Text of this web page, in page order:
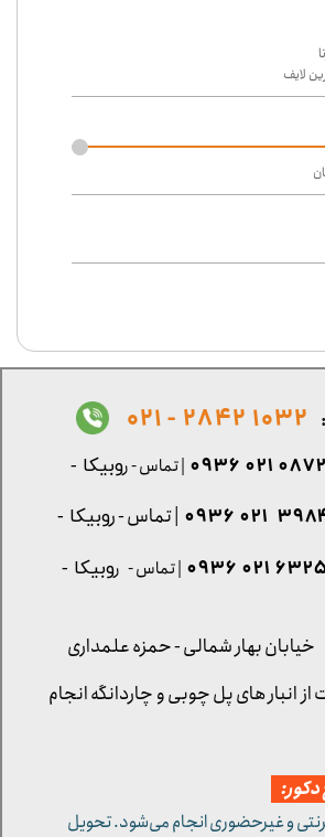
لایف
۰۲۱ ۰۹۳۶ | تماس - روبیکا -
خیابان بهار شمالی - حمزه علمداری
1032 2842 - 021
و غیرحضوری انجام می‌شود. تحویل
0872 021 0936 | تماس - روبیکا -
۰۲۱ ۰۹۳۶ | تماس - روبیکا -
انبار های پل چوبی و چاردانگه انجام